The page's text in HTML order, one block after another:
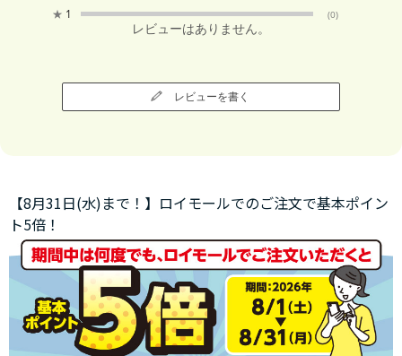
★ 1 (0)
レビューはありません。
レビューを書く
【8月31日(水)まで！】ロイモールでのご注文で基本ポイン
ト5倍！